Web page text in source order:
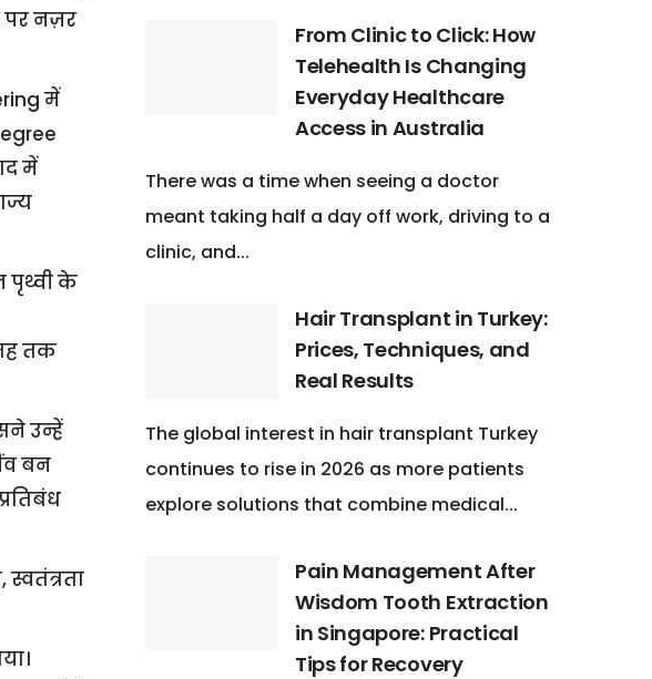
पर नज़र
में
में
पृथ्वी के
तक
उन्हें
बन
From Clinic to Click: How
Telehealth Is Changing
Everyday Healthcare
Access in Australia
There was a time when seeing a doctor
meant taking half a day off work, driving to a
clinic, and...
Hair Transplant in Turkey:
Prices, Techniques, and
Real Results
The global interest in hair transplant Turkey
continues to rise in 2026 as more patients
explore solutions that combine medical...
Pain Management After
Wisdom Tooth Extraction
in Singapore: Practical
Tips for Recovery